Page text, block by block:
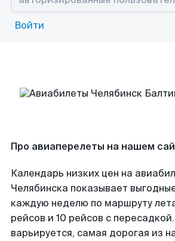
Войти
Про авиаперелеты на нашем
Календарь низких цен на
Челябинска показывает
каждую неделю по маршруту
рейсов и 10 рейсов с
варьируется, самая дорогая из